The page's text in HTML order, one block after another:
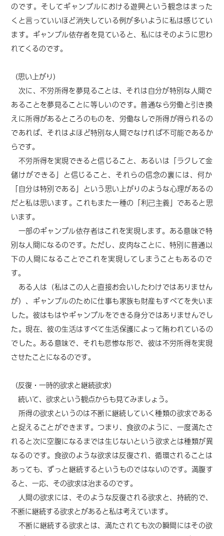
のです。そしてギャンブルにおける遊興という観念はまった
く と言っていいほど消失している例が多いように私は感じてい
ます。ギャンブル依存者を見ていると、私にはそのように思わ
れてくるのです。
（思い上がり）
次に、 不労所得を夢見ることは、それは自分が特別な人間で
あることを夢見ることに等しいのです。普通なら労働と引き換
えに所得があるところのものを、労働なしで所得が得られるの
であれば、それはよほど特別な人間でなければ不可能であるか
らです。
不労所得を実現できると信じること、あるいは「ラクして金
儲けができる」と信じること、それらの信念の裏には、何か
「自分は特別である」という思い上がりのような心理があるの
だと私は思います。これもまた一種の「利己主義」であると思
います。
一部のギャンブル依存者はこれを実現します。 ある意味で特
別な人間になるのです。ただし、 皮肉なことに、 特別に普通以
下の人間になることでこれを実現してしまうこともあるので
す。
ある人は（私はこの人と直接お会いしたわけではありません
が）、ギャンブルのために仕事も家族も財産もすべてを失いま
した。彼はもはやギャンブルをできる身分ではありませんでし
た。現在、彼の生活はすべて生活保護によって賄われているの
でした。ある意味で、 それも悲惨な形で、 彼は不労所得を実現
させたことになるのです。
（反復・一時的欲求と継続欲求）
続いて、欲求という観点からも見てみましょう。
所得の欲求というのは不断に継続していく種類の欲求である
と捉えることができます。つまり、食欲のように、一度満たさ
れると次に空腹になるまでは生じないという欲求とは種類が異
なるのです。 食欲のような欲求は反復され、循環されることは
あっても、ずっと継続するというものではないのです。満腹す
ると、一応、その欲求は治まるのです。
人間の欲求には、そのような反復される欲求と、持続的で、
不断に継続する欲求とがあると私は考えています。
不断に継続する欲求とは、満たされても次の瞬間にはその欲